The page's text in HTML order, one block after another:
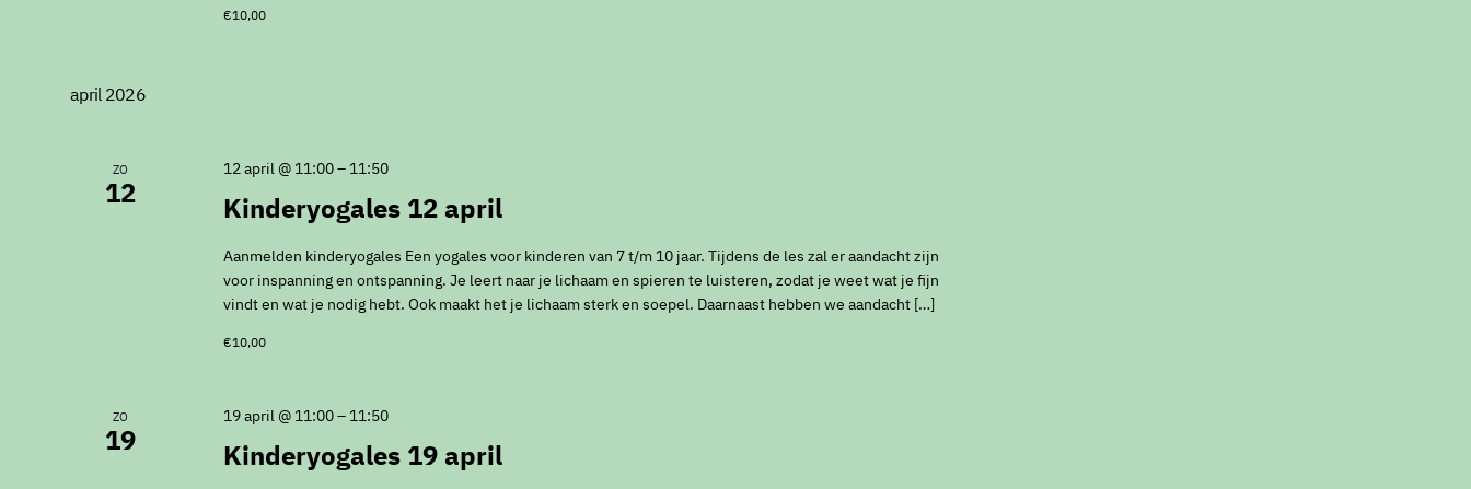
€10,00
april 2026
ZO
12 Kinderyogales 12 april
12 april @ 11:00– 11:50
Aanmelden kinderyogales Een yogales voor kinderen van 7 t/m 10 jaar. Tijdens de les zal er aandacht zijn
voor inspanning en ontspanning. Je leert naar je lichaam en spieren te luisteren, zodat je weet wat je fijn
vindt en wat je nodig hebt. Ook maakt het je lichaam sterk en soepel. Daarnaast hebben we aandacht […]
€10,00
ZO
19 Kinderyogales 19 april
19 april @ 11:00– 11:50